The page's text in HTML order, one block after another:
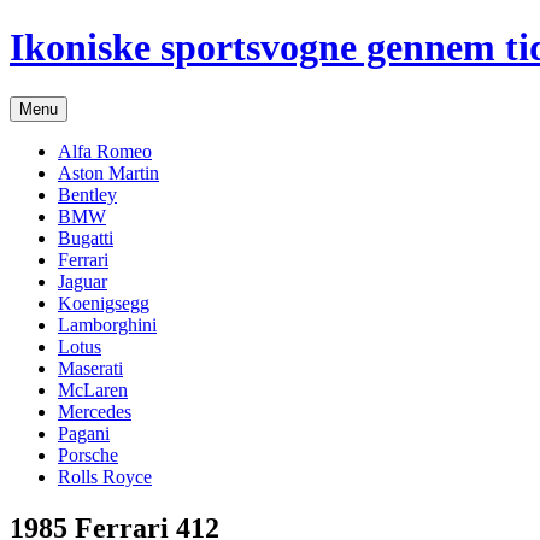
Hop
til
Ikoniske sportsvogne gennem
Menu
Alfa Romeo
Aston Martin
Bentley
BMW
Bugatti
Ferrari
Jaguar
Koenigsegg
Lamborghini
Lotus
Maserati
McLaren
Mercedes
Pagani
Porsche
Rolls Royce
1985 Ferrari 412